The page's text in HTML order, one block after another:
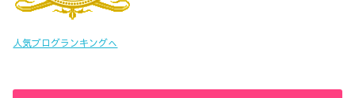
人気ブログランキングへ